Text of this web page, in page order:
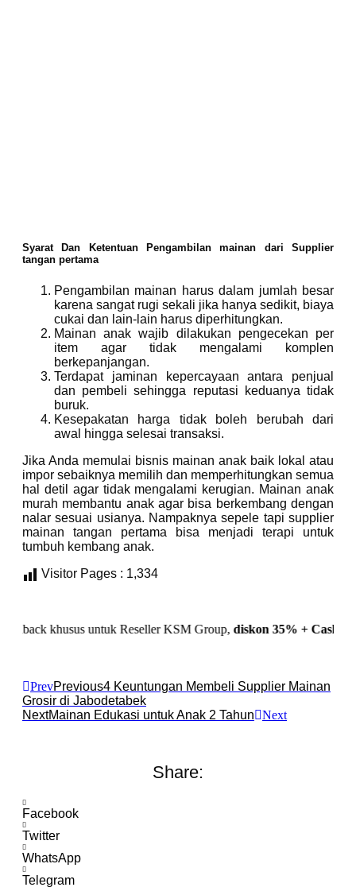
Syarat Dan Ketentuan Pengambilan mainan dari Supplier
tangan pertama
Pengambilan mainan harus dalam jumlah besar
karena sangat rugi sekali jika hanya sedikit, biaya
cukai dan lain-lain harus diperhitungkan.
Mainan anak wajib dilakukan pengecekan per
item agar tidak mengalami komplen
berkepanjangan.
Terdapat jaminan kepercayaan antara penjual
dan pembeli sehingga reputasi keduanya tidak
buruk.
Kesepakatan harga tidak boleh berubah dari
awal hingga selesai transaksi.
Jika Anda memulai bisnis mainan anak baik lokal atau
impor sebaiknya memilih dan memperhitungkan semua
hal detil agar tidak mengalami kerugian. Mainan anak
murah membantu anak agar bisa berkembang dengan
nalar sesuai usianya. Nampaknya sepele tapi supplier
mainan tangan pertama bisa menjadi terapi untuk
tumbuh kembang anak.
Visitor Pages : 1,334
untuk Reseller KSM Group,diskon 35% + Cashback 10%,
PrevPrevious4 Keuntungan Membeli Supplier Mainan
Grosir di Jabodetabek
NextMainan Edukasi untuk Anak 2 Tahun Next
Share:
Facebook
Twitter
WhatsApp
Telegram